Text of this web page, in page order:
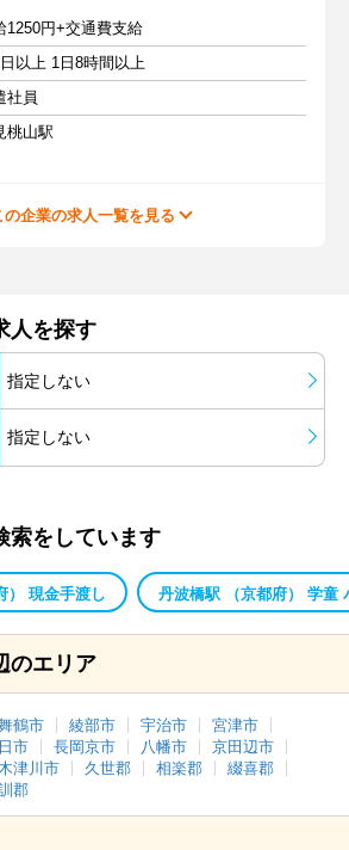
1250円+交通費支給
以上 1日8時間以上
社員
桃山駅
の企業の求人一覧を見る
人を探す
指定しない
指定しない
索をしています
） 現金手渡し 丹波橋駅 （京都府） 学童
のエリア
鶴市 綾部市 宇治市
宮津市
市 長岡京市 八幡市
京田辺市
津川市 久世郡 相楽郡
綴喜郡
郡